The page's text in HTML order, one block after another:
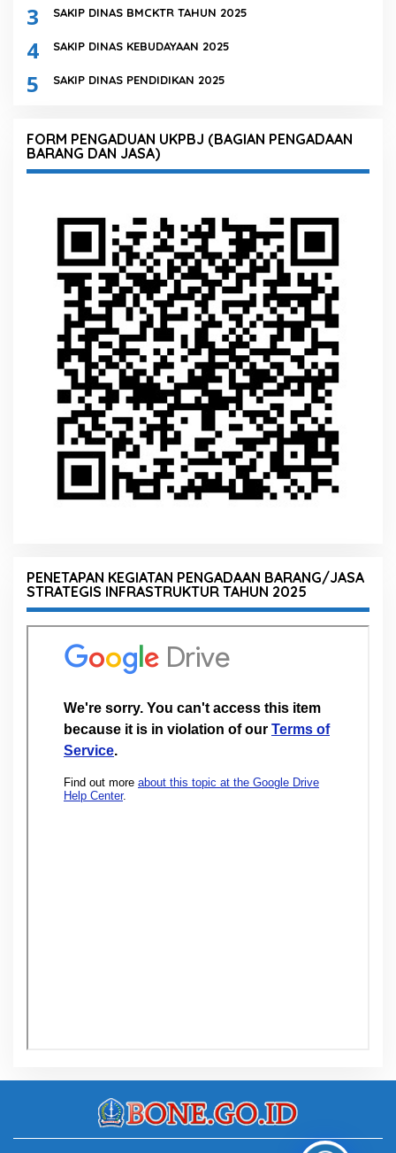
3 SAKIP DINAS BMCKTR TAHUN 2025
4 SAKIP DINAS KEBUDAYAAN 2025
5 SAKIP DINAS PENDIDIKAN 2025
FORM PENGADUAN UKPBJ (BAGIAN PENGADAAN
BARANG DAN JASA)
PENETAPAN KEGIATAN PENGADAAN BARANG/JASA
STRATEGIS INFRASTRUKTUR TAHUN 2025